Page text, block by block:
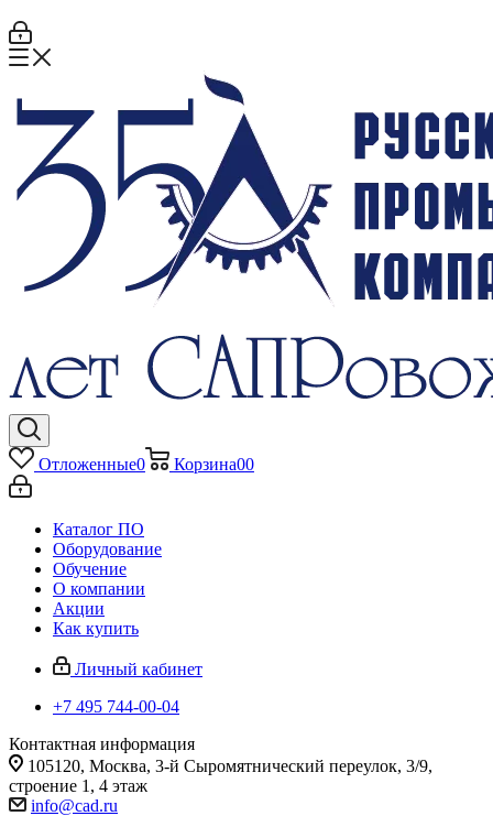
Отложенные0 Корзина00
Каталог ПО
Оборудование
Обучение
О компании
Акции
Как купить
Личный кабинет
+7 495 744-00-04
Контактная информация
105120, Москва, 3-й Сыромятнический переулок, 3/9,
строение 1, 4 этаж
info@cad.ru